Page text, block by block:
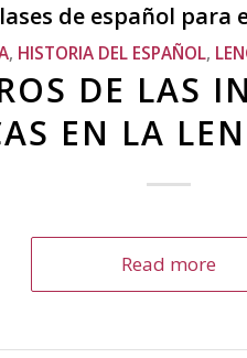
de español para
, HISTORIA DEL ESPAÑOL,
DE LAS
EN LA
Read more